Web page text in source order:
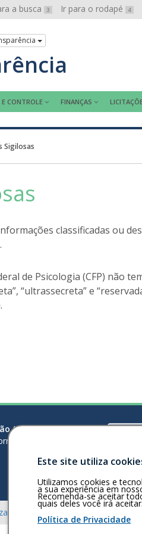
a busca 3 Ir para o rodapé 4
CONTROLE FINANÇAS
Sigilosas
classificadas ou
de Psicologia (CFP) não
“ultrassecreta” e
(PB)
– CEP 58040-350 –
Buscar
de cookies
Este site utiliza
Utilizamos cookies e
a sua experiência em
Recomenda-se aceitar
quais deles você irá
Política de Privacidade